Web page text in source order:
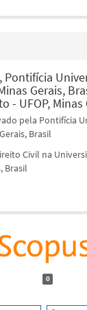
Pontifícia
Gerais,
- UFOP, Minas
pela Pontifícia
Brasil
Civil na
Brasil
0